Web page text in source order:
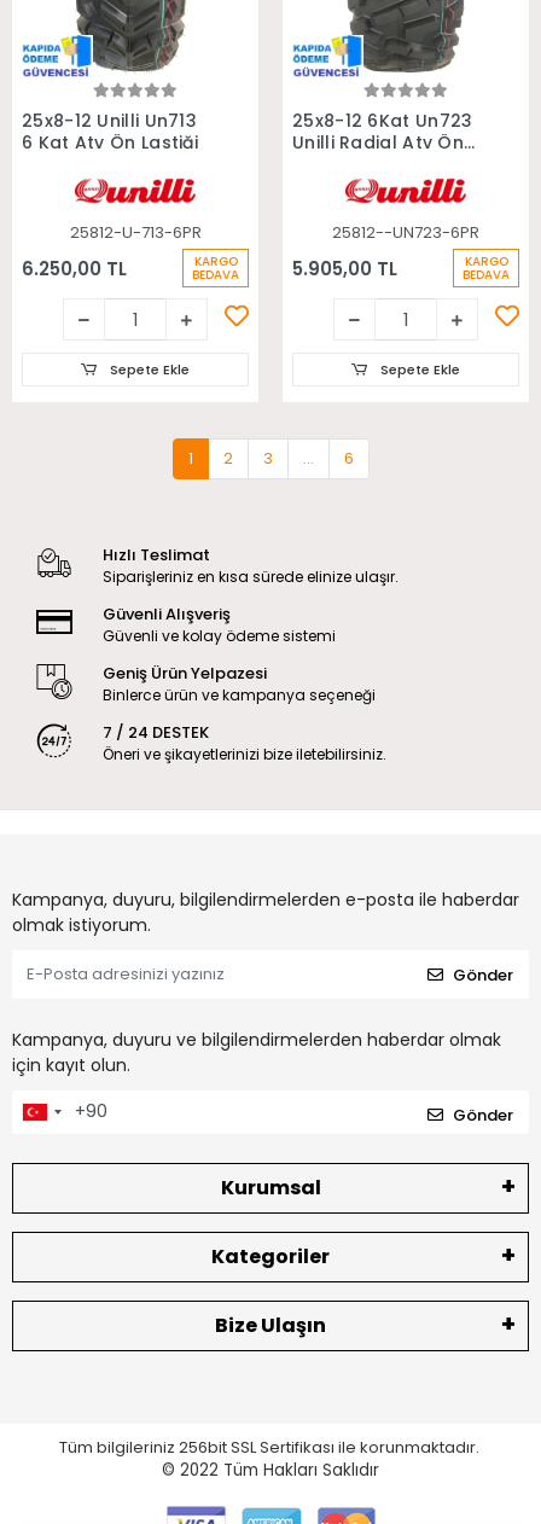
Sepete Ekle
25x8-12 Unilli Un713
6 Kat Atv Ön Lastiği
25812-U-713-6PR
6.250,00 TL KARGO
BEDAVA
Sepete Ekle
Sepete Ekle
25x8-12 6Kat Un723
Unilli Radial Atv Ön
25812--UN723-6PR
5.905,00 TL KARGO
BEDAVA
Sepete Ekle
1 2 3 ... 6
Hızlı Teslimat
Siparişleriniz en kısa sürede elinize ulaşır.
Güvenli Alışveriş
Güvenli ve kolay ödeme sistemi
Geniş Ürün Yelpazesi
Binlerce ürün ve kampanya seçeneği
7 / 24 DESTEK
Öneri ve şikayetlerinizi bize iletebilirsiniz.
Kampanya, duyuru, bilgilendirmelerden e-posta ile haberdar
olmak istiyorum.
Gönder
Kampanya, duyuru ve bilgilendirmelerden haberdar olmak
için kayıt olun.
Gönder
Kurumsal
Kategoriler
Bize Ulaşın
Tüm bilgileriniz 256bit SSL Sertifikası ile korunmaktadır.
© 2022 Tüm Hakları Saklıdır